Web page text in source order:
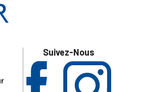
Suivez-Nous